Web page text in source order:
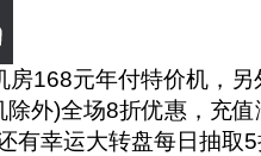
房168元年付特价机，
外)全场8折优惠，充
有幸运大转盘每日抽取